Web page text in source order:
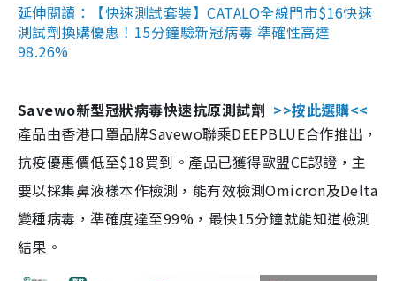
延伸閱讀：【快速測試套裝】CATALO全線門市$16快速
測試劑換購優惠！15分鐘驗新冠病毒 準確性高達
98.26%
Savewo新型冠狀病毒快速抗原測試劑 >>按此選購<<
產品由香港口罩品牌Savewo聯乘DEEPBLUE合作推出，
抗疫優惠價低至$18買到。產品已獲得歐盟CE認證，主
要以採集鼻液樣本作檢測，能有效檢測Omicron及Delta
變種病毒，準確度達至99%，最快15分鐘就能知道檢測
結果。